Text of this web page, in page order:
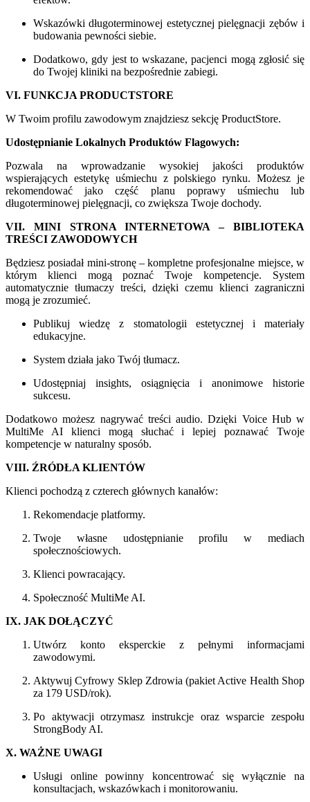
Wskazówki długoterminowej estetycznej pielęgnacji zębów i
budowania pewności siebie.
Dodatkowo, gdy jest to wskazane, pacjenci mogą zgłosić się
do Twojej kliniki na bezpośrednie zabiegi.
VI. FUNKCJA PRODUCTSTORE
W Twoim profilu zawodowym znajdziesz sekcję ProductStore.
Udostępnianie Lokalnych Produktów Flagowych:
Pozwala na wprowadzanie wysokiej jakości produktów
wspierających estetykę uśmiechu z polskiego rynku. Możesz je
rekomendować jako część planu poprawy uśmiechu lub
długoterminowej pielęgnacji, co zwiększa Twoje dochody.
VII. MINI STRONA INTERNETOWA – BIBLIOTEKA
TREŚCI ZAWODOWYCH
Będziesz posiadał mini-stronę – kompletne profesjonalne miejsce, w
którym klienci mogą poznać Twoje kompetencje. System
automatycznie tłumaczy treści, dzięki czemu klienci zagraniczni
mogą je zrozumieć.
Publikuj wiedzę z stomatologii estetycznej i materiały
edukacyjne.
System działa jako Twój tłumacz.
Udostępniaj insights, osiągnięcia i anonimowe historie
sukcesu.
Dodatkowo możesz nagrywać treści audio. Dzięki Voice Hub w
MultiMe AI klienci mogą słuchać i lepiej poznawać Twoje
kompetencje w naturalny sposób.
VIII. ŹRÓDŁA KLIENTÓW
Klienci pochodzą z czterech głównych kanałów:
Rekomendacje platformy.
Twoje własne udostępnianie profilu w mediach
społecznościowych.
Klienci powracający.
Społeczność MultiMe AI.
IX. JAK DOŁĄCZYĆ
Utwórz konto eksperckie z pełnymi informacjami
zawodowymi.
Aktywuj Cyfrowy Sklep Zdrowia (pakiet Active Health Shop
za 179 USD/rok).
Po aktywacji otrzymasz instrukcje oraz wsparcie zespołu
StrongBody AI.
X. WAŻNE UWAGI
Usługi online powinny koncentrować się wyłącznie na
konsultacjach, wskazówkach i monitorowaniu.